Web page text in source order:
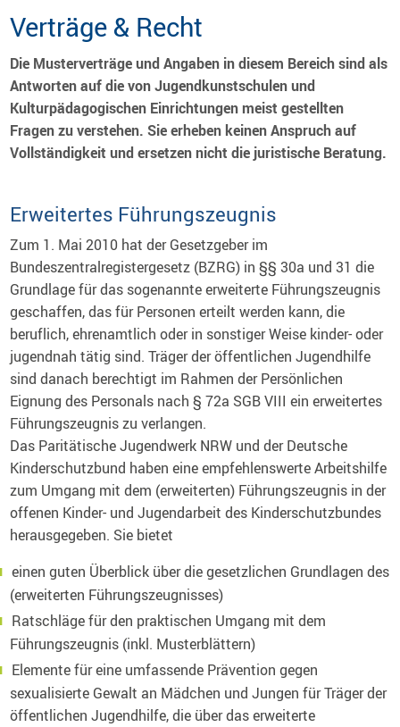
Verträge & Recht
Die Musterverträge und Angaben in diesem Bereich sind als
Antworten auf die von Jugendkunstschulen und
Kulturpädagogischen Einrichtungen meist gestellten
Fragen zu verstehen. Sie erheben keinen Anspruch auf
Vollständigkeit und ersetzen nicht die juristische Beratung.
Erweitertes Führungszeugnis
Zum 1. Mai 2010 hat der Gesetzgeber im
Bundeszentralregistergesetz (BZRG) in §§ 30a und 31 die
Grundlage für das sogenannte erweiterte Führungszeugnis
geschaffen, das für Personen erteilt werden kann, die
beruflich, ehrenamtlich oder in sonstiger Weise kinder- oder
jugendnah tätig sind. Träger der öffentlichen Jugendhilfe
sind danach berechtigt im Rahmen der Persönlichen
Eignung des Personals nach § 72a SGB VIII ein erweitertes
Führungszeugnis zu verlangen.
Das Paritätische Jugendwerk NRW und der Deutsche
Kinderschutzbund haben eine empfehlenswerte Arbeitshilfe
zum Umgang mit dem (erweiterten) Führungszeugnis in der
offenen Kinder- und Jugendarbeit des Kinderschutzbundes
herausgegeben. Sie bietet
einen guten Überblick über die gesetzlichen Grundlagen des
(erweiterten Führungszeugnisses)
Ratschläge für den praktischen Umgang mit dem
Führungszeugnis (inkl. Musterblättern)
Elemente für eine umfassende Prävention gegen
sexualisierte Gewalt an Mädchen und Jungen für Träger der
öffentlichen Jugendhilfe, die über das erweiterte